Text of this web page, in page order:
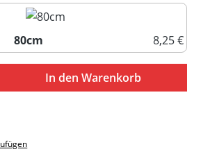
60cm
80cm
8,25 €
80cm
Gib den gewünschten
In den Warenkorb